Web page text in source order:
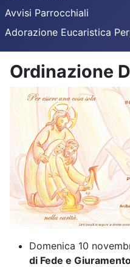
Avvisi Parrocchiali
Adorazione Eucaristica
Ordinazione
Domenica 10
di Fede e